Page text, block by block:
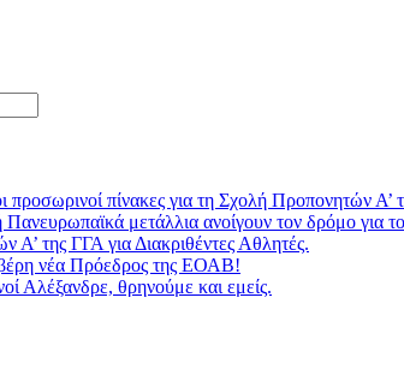
προσωρινοί πίνακες για τη Σχολή Προπονητών Α’
μετάλλια ανοίγουν τον δρόμο για
Α’ της ΓΓΑ για Διακριθέντες Αθλητές.
νέα Πρόεδρος της ΕΟΑΒ!
Αλέξανδρε, θρηνούμε και εμείς.